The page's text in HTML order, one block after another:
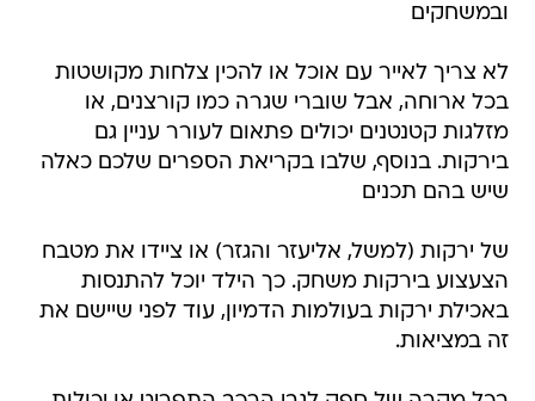
ובמשחקים
לא צריך לאייר עם אוכל או להכין צלחות מקושטות
בכל ארוחה, אבל שוברי שגרה כמו קורצנים, או
מזלגות קטנטנים יכולים פתאום לעורר עניין גם
בירקות. בנוסף, שלבו בקריאת הספרים שלכם כאלה
שיש בהם תכנים
של ירקות (למשל, אליעזר והגזר) או ציידו את מטבח
הצעצוע בירקות משחק. כך הילד יוכל להתנסות
באכילת ירקות בעולמות הדמיון, עוד לפני שיישם את
זה במציאות.